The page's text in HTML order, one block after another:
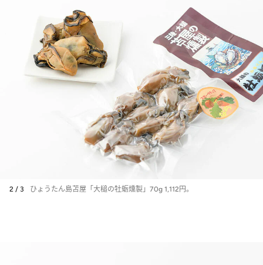
2 / 3 ひょうたん島苫屋「大槌の牡蛎燻製」70g 1,112円。